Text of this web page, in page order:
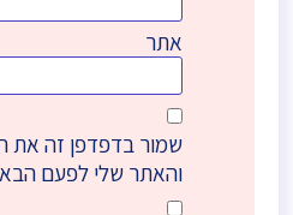
אתר
שמור בדפדפן זה את
והאתר שלי לפעם